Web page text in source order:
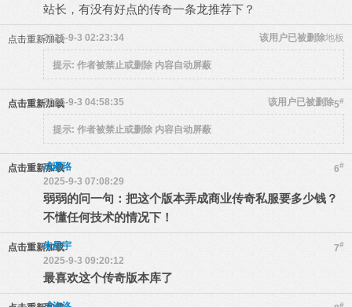
站长，有没有好点的传奇一条龙推荐下？
点击重新加载 地板
该用户已被删除
2025-9-3 02:23:34
提示: 作者被禁止或删除 内容自动屏蔽
点击重新加载 5#
该用户已被删除
2025-9-3 04:58:35
提示: 作者被禁止或删除 内容自动屏蔽
点击重新加载 6#
成璎珞
2025-9-3 07:08:29
弱弱的问一句：把这个版本弄成商业传奇私服要多少钱？
不懂任何技术的情况下！
点击重新加载 7#
朱星宇
2025-9-3 09:20:12
最喜欢这个传奇版本库了
#